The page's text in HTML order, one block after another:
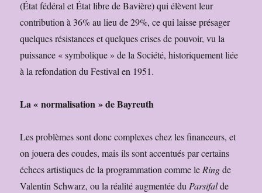
(État fédéral et État libre de Bavière) qui élèvent leur
contribution à 36% au lieu de 29%, ce qui laisse présager
quelques résistances et quelques crises de pouvoir, vu la
puissance « symbolique » de la Société, historiquement liée
à la refondation du Festival en 1951.
La « normalisation » de Bayreuth
Les problèmes sont donc complexes chez les financeurs, et
on jouera des coudes, mais ils sont accentués par certains
échecs artistiques de la programmation comme leRingde
Valentin Schwarz, ou la réalité augmentée duParsifalde